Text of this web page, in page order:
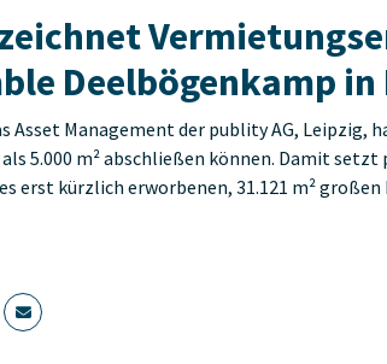
Deelbögenkamp
Asset Management der publity AG,
5.000 m² abschließen können. Damit
erst kürzlich erworbenen, 31.121 m² großen